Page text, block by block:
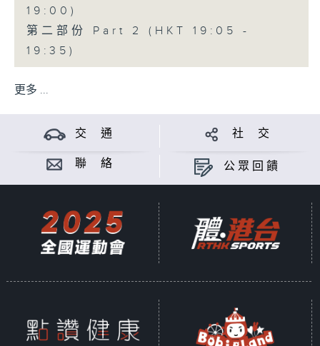
19:00)
第二部份 Part 2 (HKT 19:05 -
19:35)
更多 ...
交 通 社 交
聯 絡 公眾回饋